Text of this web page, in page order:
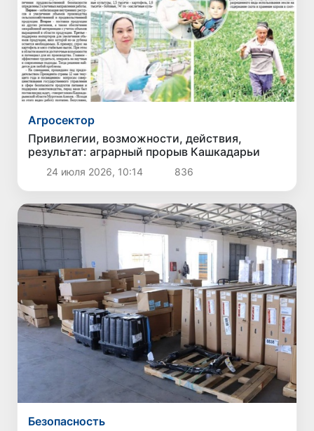
Агросектор
Привилегии, возможности, действия,
результат: аграрный прорыв Кашкадарьи
24 июля 2026, 10:14 836
Безопасность